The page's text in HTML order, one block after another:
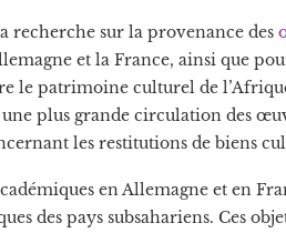
recherche sur la provenance des
et la France, ainsi que
le patrimoine culturel de
plus grande circulation des
les restitutions de biens
en Allemagne et en
des pays subsahariens. Ces